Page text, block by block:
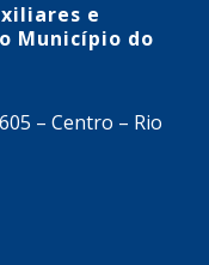
e
Município do
– Centro – Rio